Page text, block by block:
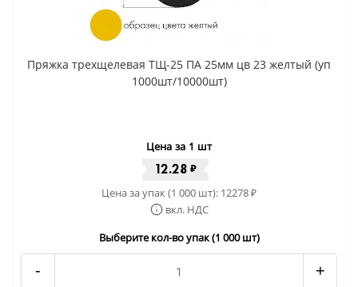
Пряжка трехщелевая ТЩ-25 ПА 25мм цв 23 желтый (уп
1000шт/10000шт)
Цена за 1 шт
12.28 ₽
Цена за упак (1 000 шт): 12278₽
вкл. НДС
Выберите кол-во упак (1 000 шт)
- +